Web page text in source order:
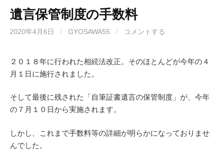
遺言保管制度の手数料
2020年4月6日 / GYOSAWA55 / コメントする
２０１８年に行われた相続法改正。そのほとんどが今年の４
月１日に施行されました。
そして最後に残された「自筆証書遺言の保管制度」が、今年
の７月１０日から実施されます。
しかし、これまで手数料等の詳細が明らかになっておりませ
んでした。